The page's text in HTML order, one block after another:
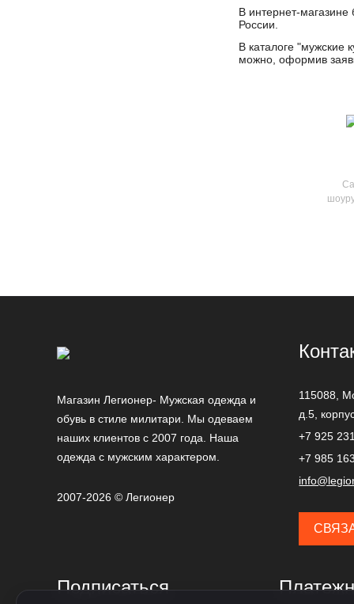
В интернет-
России.
В каталоге "мужские
можно, оформив
Магазин Легионер- Мужская одежда и
обувь в стиле милитари. Мы одеваем
наших клиентов с 2007 года. Наша
одежда с мужским характером.
2007-2026 © Легионер
115088,
д.5,
+7 925
+7 985
Подписаться